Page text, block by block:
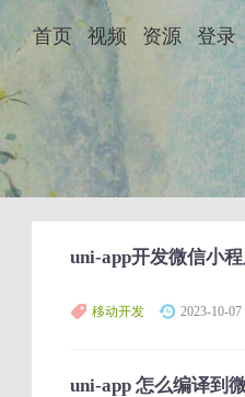
首页 视频 资源 登录
uni-app开发微信小
移动开发 2023-10-07
uni-app 怎么编译到